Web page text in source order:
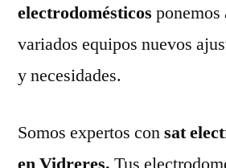
electrodomésticos
variados equipos nuevos
y necesidades.
Somos expertos consat